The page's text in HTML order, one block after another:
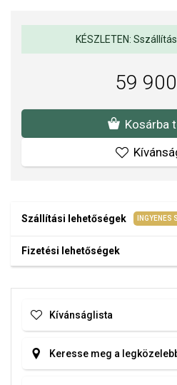
Az anyagok és a kivitelezés
Felületkezelésünk, drágaköveink és
KÉSZLETEN:
59
Kosárba
Szállítási lehetőségek INGYENES
Fizetési lehetőségek
Kívánságlista
Keresse meg a